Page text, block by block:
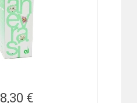
8,30 €